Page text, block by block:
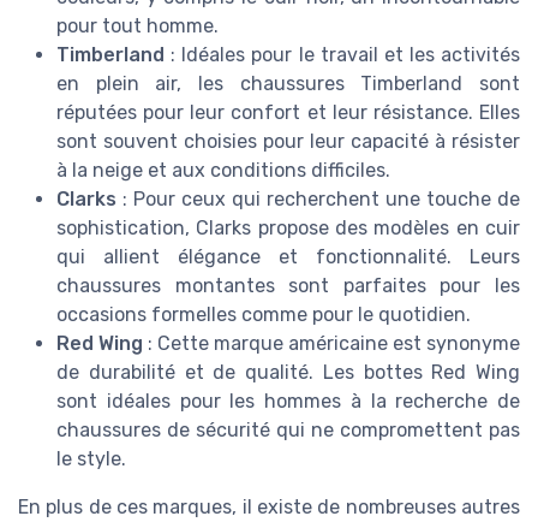
pour tout homme.
Timberland : Idéales pour le travail et les activités
en plein air, les chaussures Timberland sont
réputées pour leur confort et leur résistance. Elles
sont souvent choisies pour leur capacité à résister
à la neige et aux conditions difficiles.
Clarks : Pour ceux qui recherchent une touche de
sophistication, Clarks propose des modèles en cuir
qui allient élégance et fonctionnalité. Leurs
chaussures montantes sont parfaites pour les
occasions formelles comme pour le quotidien.
Red Wing : Cette marque américaine est synonyme
de durabilité et de qualité. Les bottes Red Wing
sont idéales pour les hommes à la recherche de
chaussures de sécurité qui ne compromettent pas
le style.
En plus de ces marques, il existe de nombreuses autres